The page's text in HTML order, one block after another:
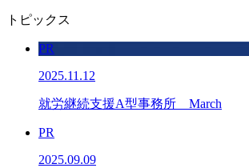
トピックス
PR
2025.11.12
就労継続支援A型事務所 March
PR
2025.09.09